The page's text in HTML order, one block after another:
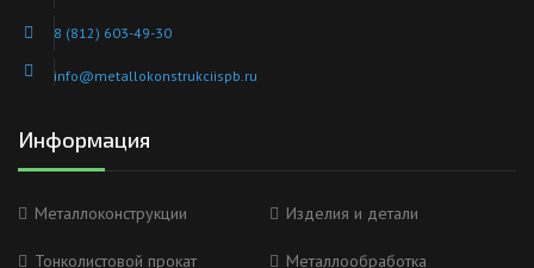
8 (812) 603-49-30
info@metallokonstrukciispb.ru
Информация
Металлоконструкции Изделия и детали
Тонколистовой прокат Металлообработка